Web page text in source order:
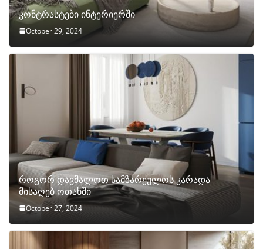
კონტრასტები ინტერიერში
October 29, 2024
როგორ დავმალოთ სამზარეულოს კარადა
მისაღებ ოთახში
October 27, 2024